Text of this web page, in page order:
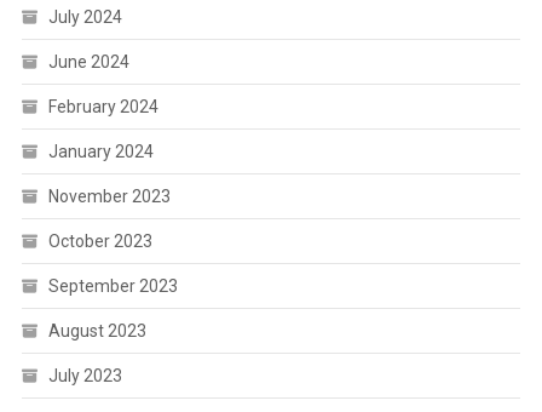
July 2024
June 2024
February 2024
January 2024
November 2023
October 2023
September 2023
August 2023
July 2023